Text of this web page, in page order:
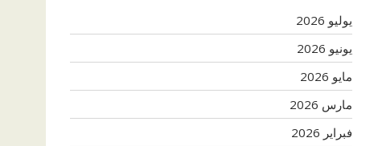
يوليو 2026
يونيو 2026
مايو 2026
مارس 2026
فبراير 2026